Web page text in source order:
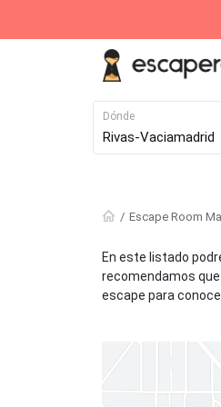
Dónde
164 Escape Rooms
Escape Room
En este listado
recomendamos
escape para